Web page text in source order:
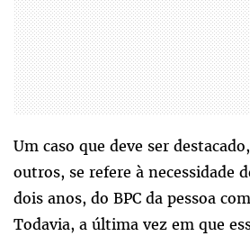
Um caso que deve ser
outros, se refere à necessidade
dois anos, do BPC da pessoa
Todavia, a última vez em que